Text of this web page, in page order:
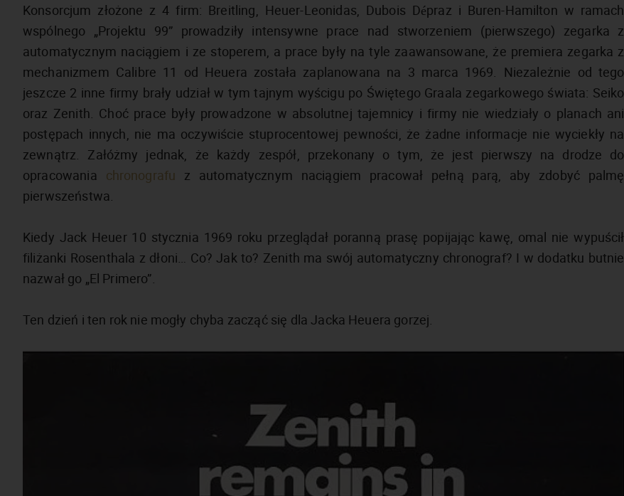
Konsorcjum złożone z 4 firm: Breitling, Heuer-Leonidas, Dubois Dépraz i Buren-Hamilton w ramach
wspólnego „Projektu 99” prowadziły intensywne prace nad stworzeniem (pierwszego) zegarka z
automatycznym naciągiem i ze stoperem, a prace były na tyle zaawansowane, że premiera zegarka z
mechanizmem Calibre 11 od Heuera została zaplanowana na 3 marca 1969. Niezależnie od tego
jeszcze 2 inne firmy brały udział w tym tajnym wyścigu po Świętego Graala zegarkowego świata: Seiko
oraz Zenith. Choć prace były prowadzone w absolutnej tajemnicy i firmy nie wiedziały o planach ani
postępach innych, nie ma oczywiście stuprocentowej pewności, że żadne informacje nie wyciekły na
zewnątrz. Załóżmy jednak, że każdy zespół, przekonany o tym, że jest pierwszy na drodze do
opracowania chronografu z automatycznym naciągiem pracował pełną parą, aby zdobyć palmę
pierwszeństwa.
Kiedy Jack Heuer 10 stycznia 1969 roku przeglądał poranną prasę popijając kawę, omal nie wypuścił
filiżanki Rosenthala z dłoni… Co? Jak to? Zenith ma swój automatyczny chronograf? I w dodatku butnie
nazwał go „El Primero”.
Ten dzień i ten rok nie mogły chyba zacząć się dla Jacka Heuera gorzej.